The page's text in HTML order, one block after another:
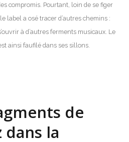
compromis. Pourtant, loin de se figer
label a osé tracer d’autres chemins :
à d’autres ferments musicaux. Le
ainsi faufilé dans ses sillons.
de
dans la